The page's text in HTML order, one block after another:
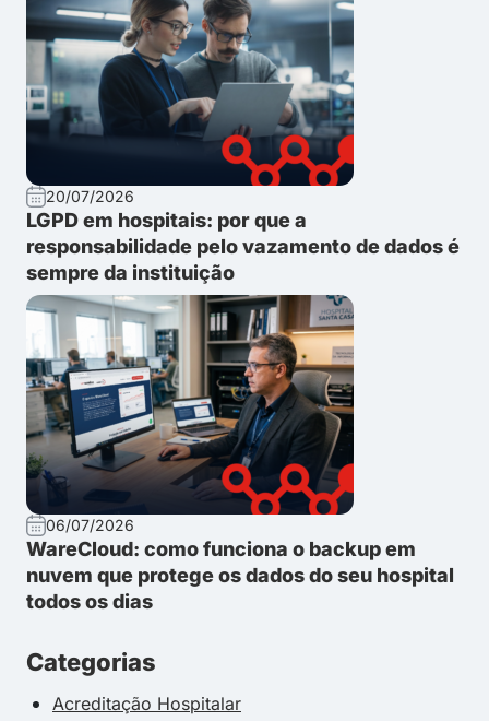
20/07/2026
LGPD em hospitais: por que a
responsabilidade pelo vazamento de dados é
sempre da instituição
06/07/2026
WareCloud: como funciona o backup em
nuvem que protege os dados do seu hospital
todos os dias
Categorias
Acreditação Hospitalar